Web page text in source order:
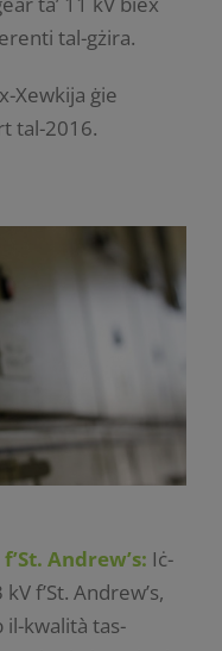
tal-gżira.
Xewkija ġie
tal-2016.
Andrew’s: Iċ-
f’St. Andrew’s,
kwalità tas-